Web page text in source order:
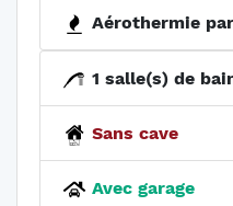
Aérothermie
1 salle(s) de
Sans cave
Avec garage